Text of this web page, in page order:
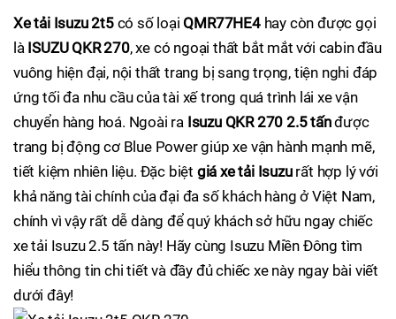
Xe tải Isuzu 2t5có số loại QMR77HE4hay còn được gọi
là ISUZU QKR 270, xe có ngoại thất bắt mắt với cabin đầu
vuông hiện đại, nội thất trang bị sang trọng, tiện nghi đáp
ứng tối đa nhu cầu của tài xế trong quá trình lái xe vận
chuyển hàng hoá. Ngoài ra Isuzu QKR 270 2.5 tấnđược
trang bị động cơ Blue Power giúp xe vận hành mạnh mẽ,
tiết kiệm nhiên liệu. Đặc biệt giá xe tải Isuzurất hợp lý với
khả năng tài chính của đại đa số khách hàng ở Việt Nam,
chính vì vậy rất dễ dàng để quý khách sở hữu ngay chiếc
xe tải Isuzu 2.5 tấn này! Hãy cùng Isuzu Miền Đông tìm
hiểu thông tin chi tiết và đầy đủ chiếc xe này ngay bài viết
dưới đây!